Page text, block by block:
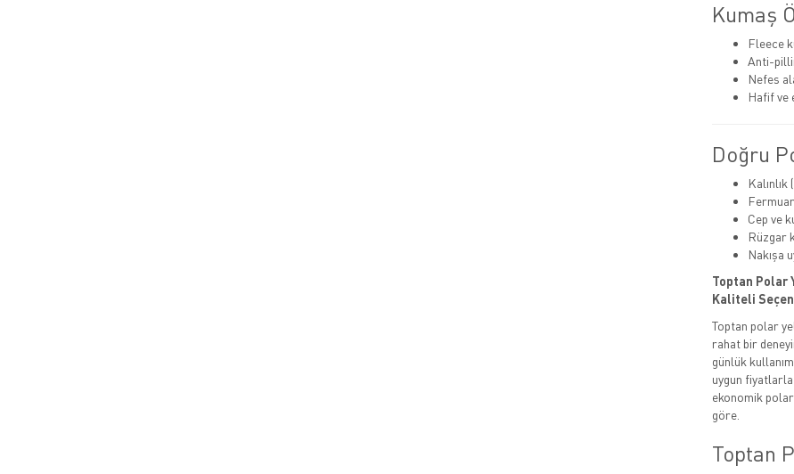
Kumaş
Fleece
Anti-
Nefes
Hafif ve
Doğru
Cep ve
Rüzgar
Nakışa
Toptan Polar
Kaliteli
Toptan polar
rahat bir
günlük
uygun fiyatlarla
ekonomik
göre.
Toptan